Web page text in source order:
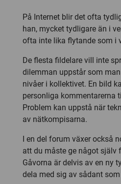
På Internet blir det ofta
han, mycket tydligare än i
ofta inte lika flytande som i
De flesta fildelare vill inte
dilemman uppstår som
nivåer i kollektivet. En bild
personliga kommentarerna
Problem kan uppstå när
av nätkompisarna.
I en del forum växer också
att du måste ge något själv
Gåvorna är delvis av en ny
dela med sig av sådant